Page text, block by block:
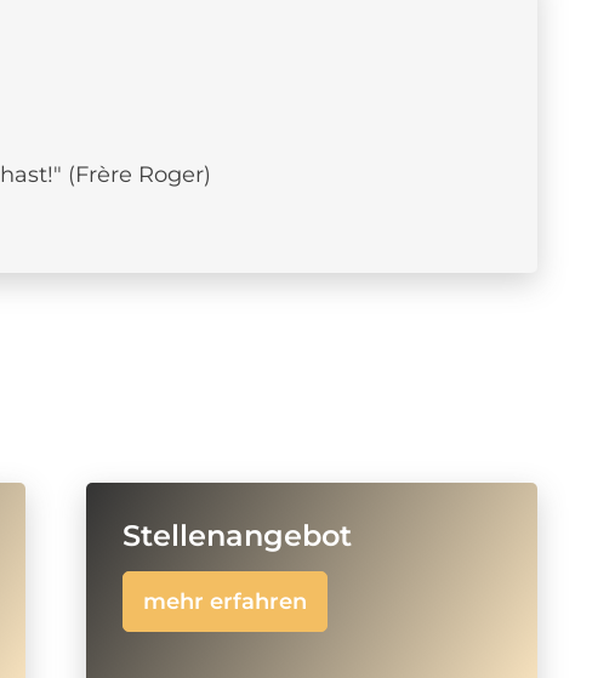
(Frère Roger)
Stellenangebot
mehr erfahren